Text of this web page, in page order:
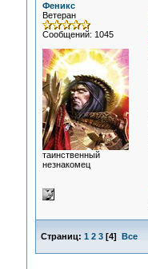
Феникс
Ветеран
Сообщений: 1045
таинственный
незнакомец
Страниц: 1 2 3[4] Все